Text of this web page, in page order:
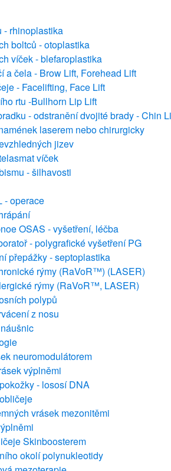
- rhinoplastika
boltců - otoplastika
víček - blefaroplastika
a čela - Brow Lift, Forehead Lift
- Facelifting, Face Lift
rtu -Bullhorn Lip Lift
- odstranění dvojité brady - Chin
laserem nebo chirurgicky
jizev
víček
- šilhavosti
- operace
OSAS - vyšetření, léčba
- polygrafické vyšetření PG
přepážky - septoplastika
rýmy (RaVoR™) (LASER)
rýmy (RaVoR™, LASER)
polypů
z nosu
neuromodulátorem
výplněmi
- lososí DNA
vrásek mezonitěmi
Skinboosterem
okolí polynukleotidy